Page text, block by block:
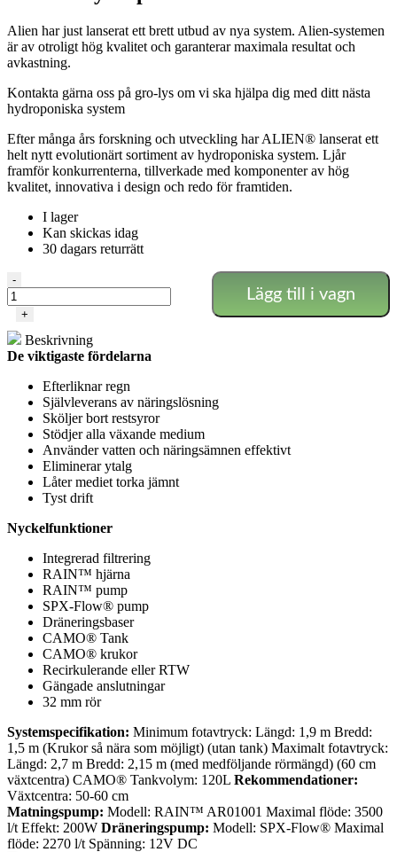
Alien har just lanserat ett brett utbud av nya system. Alien-systemen
är av otroligt hög kvalitet och garanterar maximala resultat och
avkastning.
Kontakta gärna oss på gro-lys om vi ska hjälpa dig med ditt nästa
hydroponiska system
Efter många års forskning och utveckling har ALIEN® lanserat ett
helt nytt evolutionärt sortiment av hydroponiska system. Ljår
framför konkurrenterna, tillverkade med komponenter av hög
kvalitet, innovativa i design och redo för framtiden.
I lager
Kan skickas idag
30 dagars returrätt
Alien
Regn
Kruka
30L
-
+
Lägg till i vagn
Beskrivning
De viktigaste fördelarna
Efterliknar regn
Självleverans av näringslösning
Sköljer bort restsyror
Stödjer alla växande medium
Använder vatten och näringsämnen effektivt
Eliminerar ytalg
Låter mediet torka jämnt
Tyst drift
Nyckelfunktioner
Integrerad filtrering
RAIN™ hjärna
RAIN™ pump
SPX-Flow® pump
Dräneringsbaser
CAMO® Tank
CAMO® krukor
Recirkulerande eller RTW
Gängade anslutningar
32 mm rör
Systemspecifikation: Minimum fotavtryck: Längd: 1,9 m Bredd:
1,5 m (Krukor så nära som möjligt) (utan tank) Maximalt fotavtryck:
Längd: 2,7 m Bredd: 2,15 m (med medföljande rörmängd) (60 cm
växtcentra) CAMO® Tankvolym: 120L Rekommendationer:
Växtcentra: 50-60 cm
Matningspump: Modell: RAIN™ AR01001 Maximal flöde: 3500
l/t Effekt: 200W Dräneringspump: Modell: SPX-Flow® Maximal
flöde: 2270 l/t Spänning: 12V DC